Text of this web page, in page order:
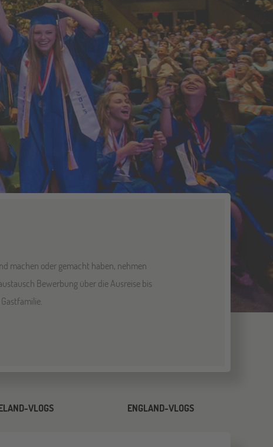
machen oder gemacht haben, nehmen
Bewerbung über die Ausreise bis
VLOGS ENGLAND-VLOGS